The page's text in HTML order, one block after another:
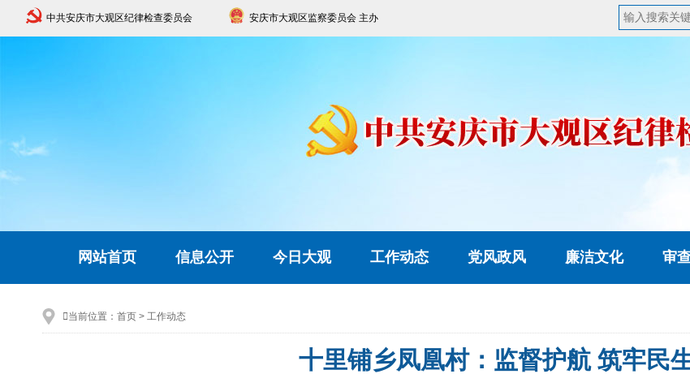
中共安庆市大观区纪律检查委员会 安庆市大观区监察委员会 主办
网站首页 信息公开 今日大观 工作动态 党风政风 廉洁文化 审
当前位置： 首页 > 工作动态
十里铺乡凤凰村：监督护航 筑牢民